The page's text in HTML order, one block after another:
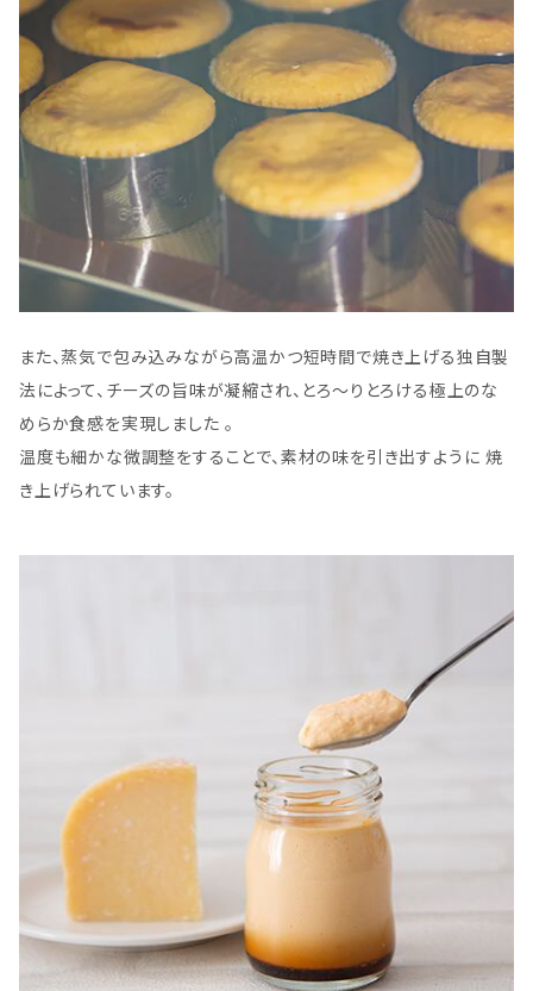
また、蒸気で包み込みながら高温かつ短時間で焼き上げる独自製
法によって、チーズの旨味が凝縮され、とろ～りとろける極上のな
めらか食感を実現しました 。
温度も細かな微調整をすることで、素材の味を引き出すように 焼
き上げられています。